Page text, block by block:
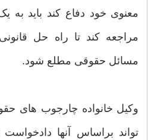
معنوی خود دفاع کند باید
مراجعه کند تا راه حل
مسائل حقوقی مطلع شود.
وکیل خانواده چارجوب های
تواند براساس آنها